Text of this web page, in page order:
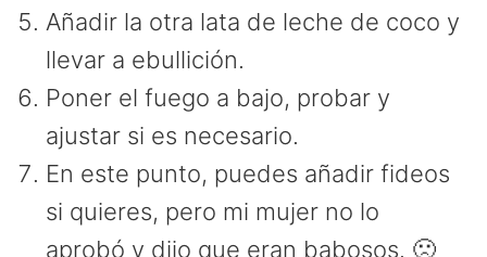
Añadir la otra lata de leche de coco y
llevar a ebullición.
Poner el fuego a bajo, probar y
ajustar si es necesario.
En este punto, puedes añadir fideos
si quieres, pero mi mujer no lo
aprobó y dijo que eran babosos. 🙁